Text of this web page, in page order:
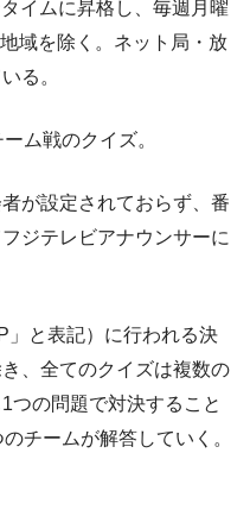
イムに昇格し、毎週月曜
域を除く。ネット局・放
る。
ム戦のクイズ。
が設定されておらず、番
ジテレビアナウンサーに
」と表記）に行われる決
、全てのクイズは複数の
つの問題で対決すること
チームが解答していく。